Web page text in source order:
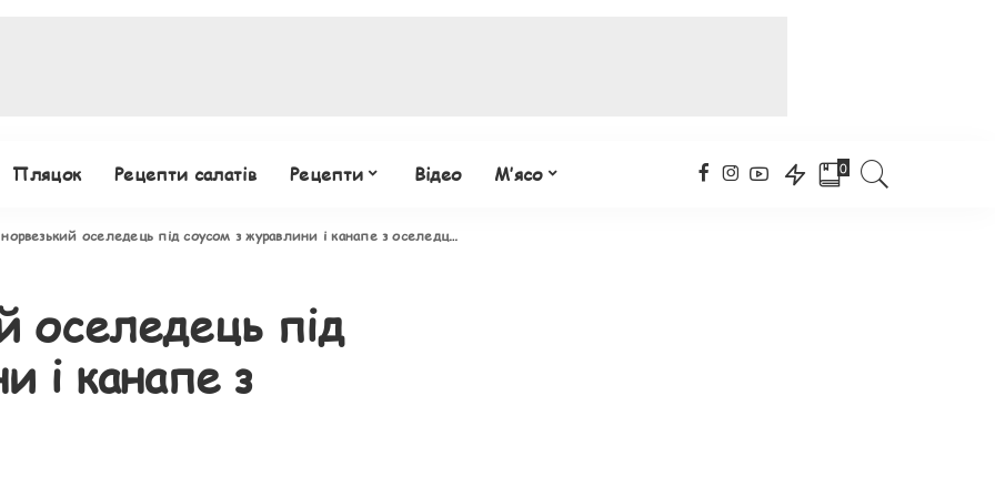
Пляцок Рецепти салатів Рецепти Відео М’ясо 0
оселедець під соусом з журавлини і канапе з оселедцем
оселедець під
і канапе з